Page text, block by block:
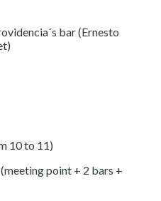
bar (Ernesto
10 to 11)
point + 2 bars +